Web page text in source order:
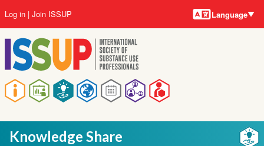
to
main
content
Main
navigation
User
account
menu
Log in Join ISSUP Language
Knowledge Share